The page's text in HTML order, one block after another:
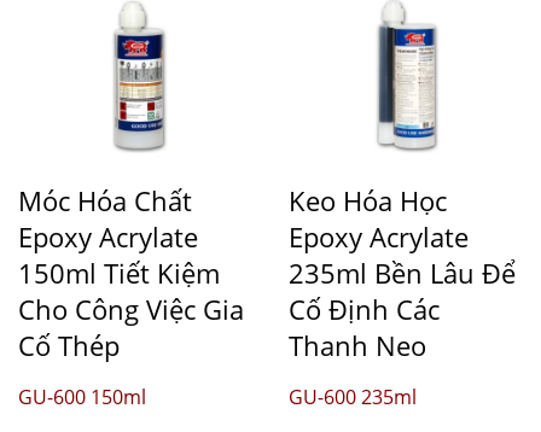
Móc Hóa Chất
Epoxy Acrylate
150ml Tiết Kiệm
Cho Công Việc Gia
Cố Thép
GU-600 150ml
Keo Hóa Học
Epoxy Acrylate
235ml Bền Lâu Để
Cố Định Các
Thanh Neo
GU-600 235ml